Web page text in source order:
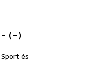
( – )
Sport és